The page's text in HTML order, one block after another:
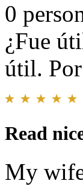
0
¿Fue
útil.
Read
My